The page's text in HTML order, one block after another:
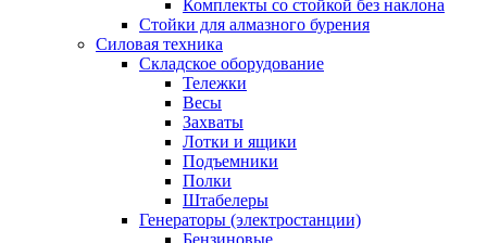
Комплекты со стойкой без наклона
Стойки для алмазного бурения
Силовая техника
Складское оборудование
Тележки
Весы
Захваты
Лотки и ящики
Подъемники
Полки
Штабелеры
Генераторы (электростанции)
Бензиновые